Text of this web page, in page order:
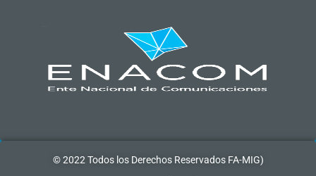
© 2022 Todos los Derechos Reservados FA-MIG)